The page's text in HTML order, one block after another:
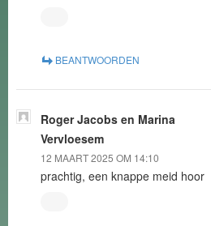
BEANTWOORDEN
Roger Jacobs en Marina
Vervloesem
12 MAART 2025 OM 14:10
prachtig, een knappe meid hoor